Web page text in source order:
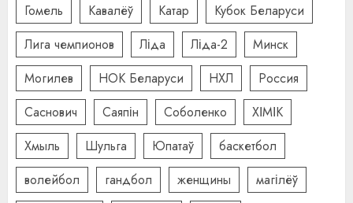
Гомель
Кавалёў Катар
Кубок Беларуси
Лига чемпионов
Ліда Ліда-2
Минск
Могилев
НОК Беларуси НХЛ
Россия
Саснович
Саяпін Соболенко
ХІМІК
Хмыль
Шульга Юпатаў
баскетбол
волейбол
гандбол женщины
магілёў